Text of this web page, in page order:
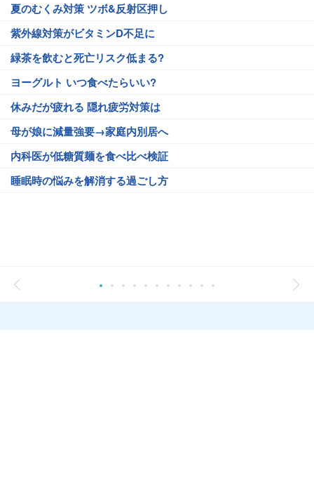
夏のむくみ対策 ツボ&反射区押し
紫外線対策がビタミンD不足に
緑茶を飲むと死亡リスク低まる?
ヨーグルト いつ食べたらいい?
休みだが疲れる 隠れ疲労対策は
母が娘に減量強要→家庭内別居へ
内科医が低糖質麺を食べ比べ検証
睡眠時の悩みを解消する過ごし方